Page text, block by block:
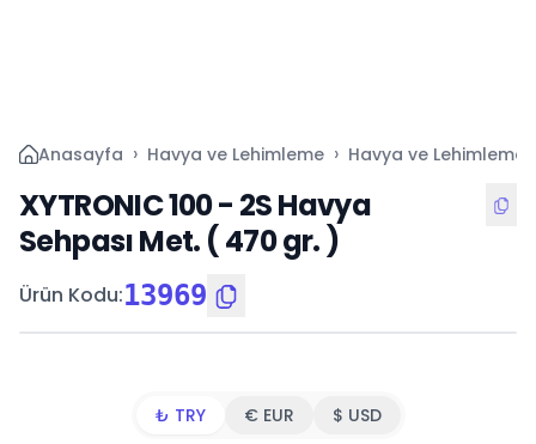
Anasayfa › Havya ve Lehimleme › Havya ve Lehimleme
XYTRONIC 100 - 2S Havya
Sehpası Met. ( 470 gr. )
Ürün Kodu:13969
₺ TRY € EUR $ USD